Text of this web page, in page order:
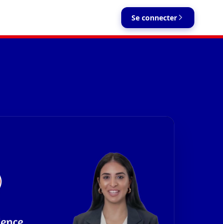
Se connecter